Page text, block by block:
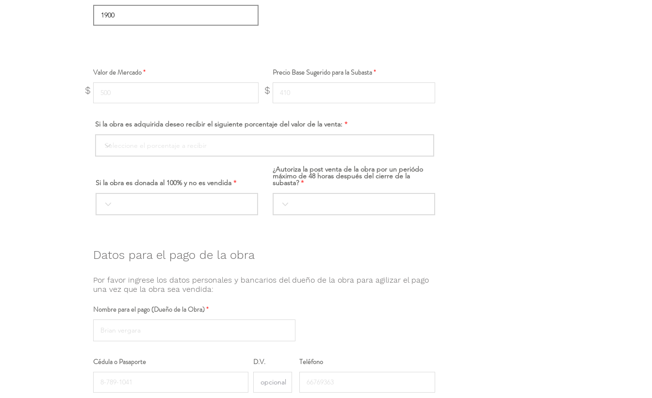
$
Valor de Mercado
$
Precio Base Sugerido para la Subasta
Si la obra es adquirida deseo recibir el siguiente porcentaje del valor de la venta:
Si la obra es donada al 100% y no es vendida
¿Autoriza la post venta de la obra por un periódo
máximo de 48 horas después del cierre de la
subasta?
Datos para el pago de la obra
Por favor ingrese los datos personales y bancarios del dueño de la obra para agilizar el pago
una vez que la obra sea vendida:
Nombre para el pago (Dueño de la Obra)
Cédula o Pasaporte D.V. Teléfono